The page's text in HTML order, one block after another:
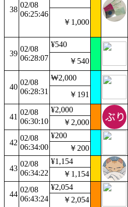
38
02/08
06:25:46
￥1,000
39
02/08
06:28:07
¥540
￥540
40
02/08
06:28:31
₩2,000
￥191
41
02/08
06:30:10
¥2,000
￥2,000
42
02/08
06:34:00
¥200
￥200
43
02/08
06:34:22
¥1,154
￥1,154
44
02/08
06:43:24
¥2,054
￥2,054